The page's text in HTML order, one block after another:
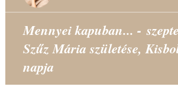
Mennyei kapuban... -
Szűz Mária születése,
napja